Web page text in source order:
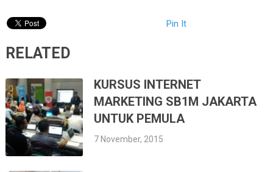
Pin It
RELATED
KURSUS INTERNET
MARKETING SB1M JAKARTA
UNTUK PEMULA
7 November, 2015